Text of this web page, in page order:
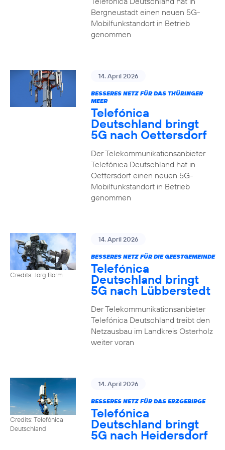
Bergneustadt einen neuen 5G-
Mobilfunkstandort in Betrieb
genommen
14. April 2026
BESSERES NETZ FÜR DAS THÜRINGER
MEER
Telefónica
Deutschland bringt
5G nach Oettersdorf
Der Telekommunikationsanbieter
Telefónica Deutschland hat in
Oettersdorf einen neuen 5G-
Mobilfunkstandort in Betrieb
genommen
Credits: Jörg Borm
14. April 2026
BESSERES NETZ FÜR DIE GEESTGEMEINDE
Telefónica
Deutschland bringt
5G nach Lübberstedt
Der Telekommunikationsanbieter
Telefónica Deutschland treibt den
Netzausbau im Landkreis Osterholz
weiter voran
Credits: Telefónica
Deutschland
14. April 2026
BESSERES NETZ FÜR DAS ERZGEBIRGE
Telefónica
Deutschland bringt
5G nach Heidersdorf